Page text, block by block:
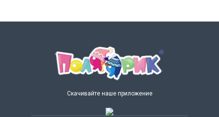
Скачивайте наше приложение